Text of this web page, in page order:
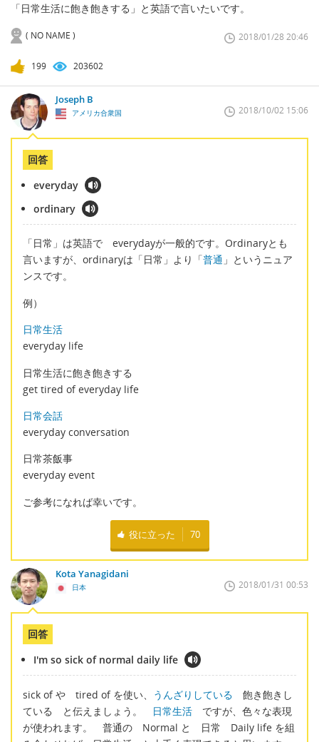
「日常生活に飽き飽きする」と英語で言いたいです。
( NO NAME ) 2018/01/28 20:46
199 203602
Joseph B
アメリカ合衆国 2018/10/02 15:06
回答
everyday
ordinary
「日常」は英語で everydayが一般的です。Ordinaryとも
言いますが、ordinaryは「日常」より「普通 」というニュア
ンスです。
例）
日常生活
everyday life
日常生活に飽き飽きする
get tired of everyday life
日常会話
everyday conversation
日常茶飯事
everyday event
ご参考になれば幸いです。
役に立った 70
Kota Yanagidani
日本 2018/01/31 00:53
回答
I'm so sick of normal daily life
sick of や tired of を使い、 うんざりしている 飽き飽きし
ている と伝えましょう。
日常生活 ですが、色々な表現
が使われます。 普通の Normal と 日常 Daily life を組